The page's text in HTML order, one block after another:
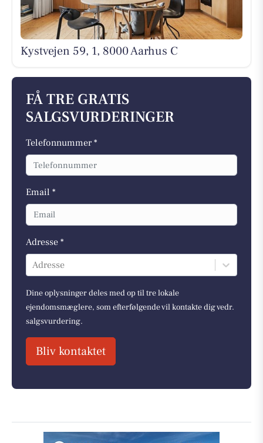
Kystvejen 59, 1, 8000 Aarhus C
FÅ TRE GRATIS
SALGSVURDERINGER
Telefonnummer *
Email *
Adresse *
Adresse
Dine oplysninger deles med op til tre lokale
ejendomsmæglere, som efterfølgende vil kontakte dig vedr.
salgsvurdering.
Bliv kontaktet